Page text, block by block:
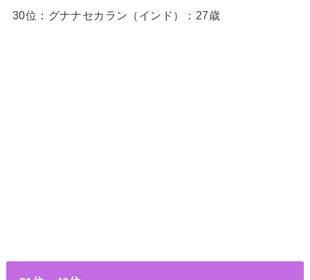
30位：グナナセカラン（インド）：27歳